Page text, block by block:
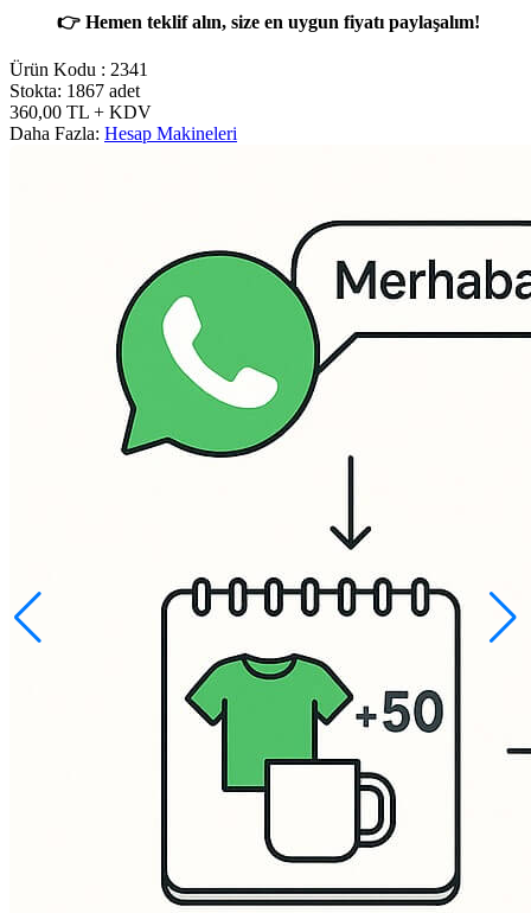
👉 Hemen teklif alın, size en uygun fiyatı paylaşalım!
Ürün Kodu : 2341
Stokta: 1867 adet
360,00 TL + KDV
Daha Fazla: Hesap Makineleri